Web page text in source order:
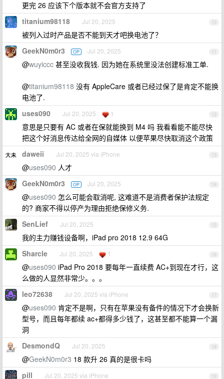
更完 26 应该下个版本就不会官方支持了
10
titanium98118 Jul 20, 2025
被列入过时产品是否不能到天才吧换电池了？
11
GeekN0m0r3 OP Jul 20, 2025
@wuyiccc 甚至没收我钱. 因为她在系统里没法创建标准工单.
@titanium98118 没有 AppleCare 或者已经过保了是肯定不能换
电池了.
12
uses090 Jul 20, 2025 1
意思是只要有 AC 或者在保就能换到 M4 吗 我看看能不能尽快
把这个好消息传达给全网的自媒体 以便苹果尽快取消这个政策
13
daweii Jul 20, 2025 via iPhone
@uses090 人才
14
GeekN0m0r3 OP Jul 20, 2025
@uses090 怎么可能会取消呢, 这难道不是消费者保护法规定
的? 商家不得以停产为理由拒绝保修义务.
15
SenLief Jul 20, 2025
我的主力赚钱设备啊，iPad pro 2018 12.9 64G
16
Sharcle Jul 20, 2025 1
@uses090 iPad Pro 2018 要每年一直续费 AC+到现在才行，这
么做的人显然非常少。。。
17
leo72638 Jul 20, 2025 via iPhone
@uses090 肯定不是啊，只有在苹果没有备件的情况下才会换新
型号，而且每年都续 ac+都得多少钱了，这甚至都不能算一个漏
洞
18
DesmondQ Jul 20, 2025
@GeekN0m0r3 18 款升 26 真的是很卡吗
19
pill Jul 20, 2025 via iPhone